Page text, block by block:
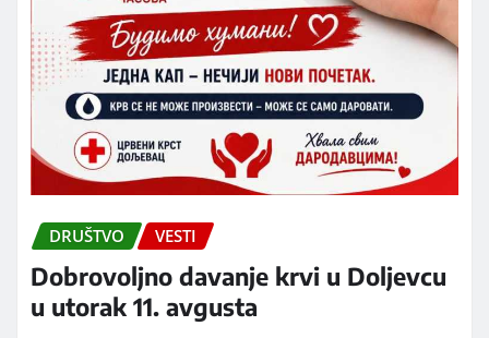
DRUŠTVO VESTI
Dobrovoljno davanje krvi u Doljevcu
u utorak 11. avgusta